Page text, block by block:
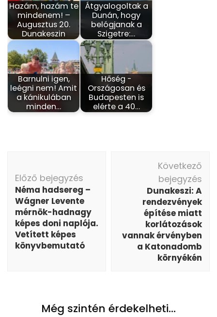
Hazám, hazám te
mindenem! –
Augusztus 20.
Dunakeszin
Átgyalogoltak a
Dunán, hogy
belógjanak a
Szigetre:…
Barnulni igen,
leégni nem! Amit
a kánikulában
minden…
Hőség -
Országosan és
Budapesten is
elérte a 40…
navigáció
Előző bejegyzés
Néma hadsereg –
Wágner Levente
mérnök-hadnagy
képes doni naplója.
Vetített képes
könyvbemutató
Következő
bejegyzés
Dunakeszi: A
rendezvények
építése miatt
korlátozások
vannak érvényben
a Katonadomb
környékén
Még szintén érdekelheti...